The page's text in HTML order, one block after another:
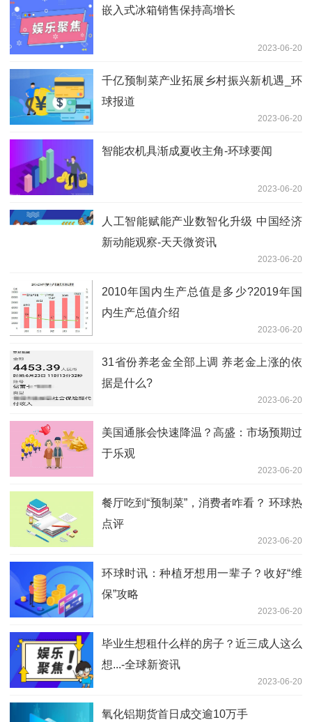
嵌入式冰箱销售保持高增长
2023-06-20
千亿预制菜产业拓展乡村振兴新机遇_环
球报道
2023-06-20
智能农机具渐成夏收主角-环球要闻
2023-06-20
人工智能赋能产业数智化升级 中国经济
新动能观察-天天微资讯
2023-06-20
2010年国内生产总值是多少?2019年国
内生产总值介绍
2023-06-20
31省份养老金全部上调 养老金上涨的依
据是什么?
2023-06-20
美国通胀会快速降温？高盛：市场预期过
于乐观
2023-06-20
餐厅吃到“预制菜”，消费者咋看？ 环球热
点评
2023-06-20
环球时讯：种植牙想用一辈子？收好“维
保”攻略
2023-06-20
毕业生想租什么样的房子？近三成人这么
想...-全球新资讯
2023-06-20
氧化铝期货首日成交逾10万手